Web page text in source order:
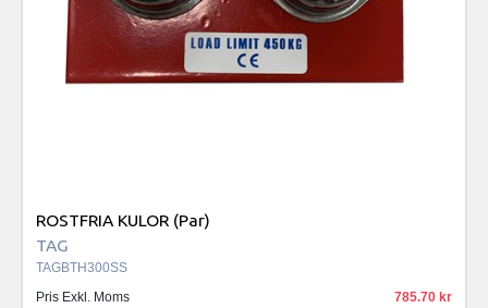
ROSTFRIA KULOR (Par)
TAG
TAGBTH300SS
Pris Exkl. Moms
785.70